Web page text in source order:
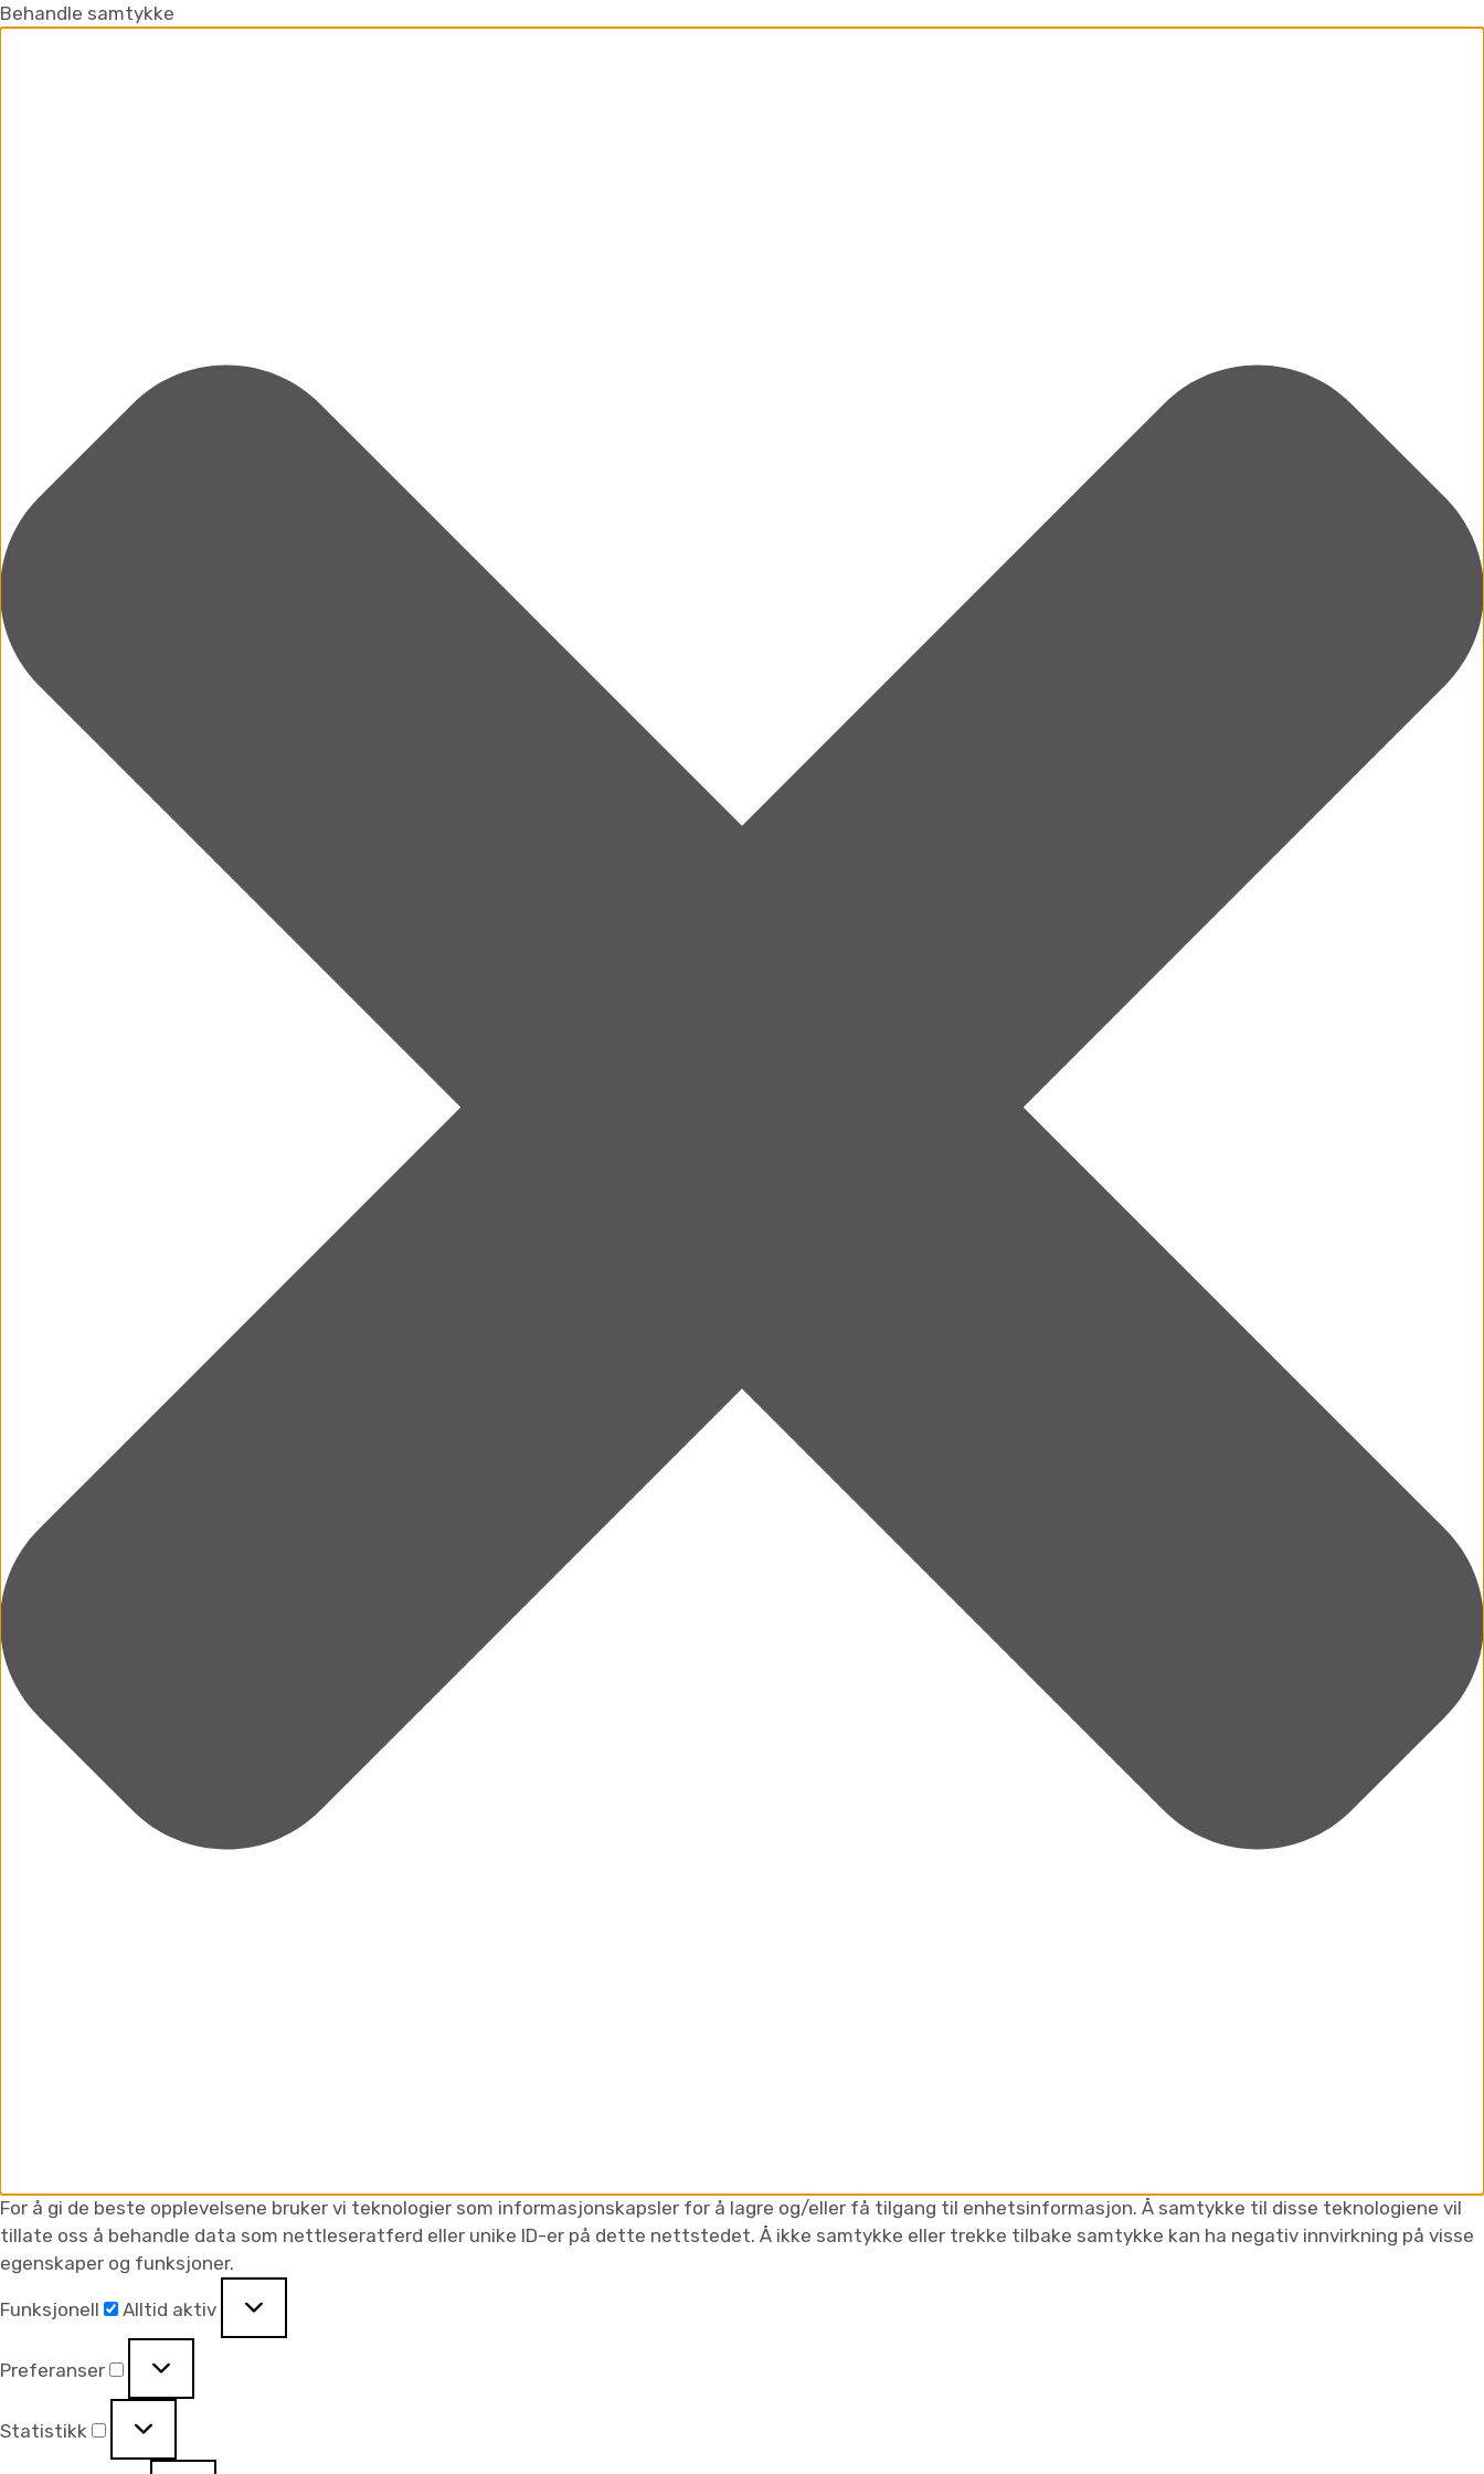
Behandle samtykke
For å gi de beste opplevelsene bruker vi teknologier som informasjonskapsler for å lagre og/eller få tilgang til enhetsinformasjon. Å samtykke til disse teknologiene vil
tillate oss å behandle data som nettleseratferd eller unike ID-er på dette nettstedet. Å ikke samtykke eller trekke tilbake samtykke kan ha negativ innvirkning på visse
egenskaper og funksjoner.
Funksjonell Alltid aktiv
Preferanser
Statistikk